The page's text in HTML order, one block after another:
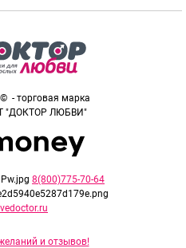
- торговая марка
"ДОКТОР ЛЮБВИ"
8(800)775-70-64
и отзывов!